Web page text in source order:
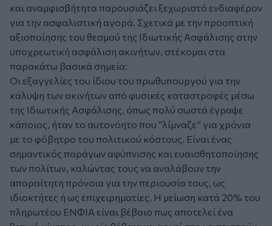
και αναμφισβήτητα παρουσιάζει ξεχωριστό ενδιαφέρον
για την ασφαλιστική αγορά. Σχετικά με την προοπτική
αξιοποίησης του θεσμού της Ιδιωτικής Ασφάλισης στην
υποχρεωτική ασφάλιση ακινήτων, στέκομαι στα
παρακάτω βασικά σημεία:
Οι εξαγγελίες του ίδιου του πρωθυπουργού για την
κάλυψη των ακινήτων από φυσικές καταστροφές μέσω
της Ιδιωτικής Ασφάλισης, όπως πολύ σωστά έγραψε
κάποιος, ήταν το αυτονόητο που “λίμναζε” για χρόνια
με το φόβητρο του πολιτικού κόστους. Είναι ένας
σημαντικός παράγων αφύπνισης και ευαισθητοποίησης
των πολίτων, καλώντας τους να αναλάβουν την
απαραίτητη πρόνοια για την περιουσία τους, ως
ιδιοκτήτες ή ως επιχειρηματίες. Η μείωση κατά 20% του
πληρωτέου ΕΝΦΙΑ είναι βέβαιο πως αποτελεί ένα